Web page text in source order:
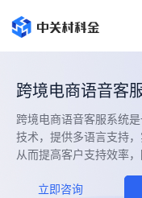
跨境电商语音客
跨境电商语音客服系统
技术，提供多语言支持
从而提高客户支持效率
立即咨询